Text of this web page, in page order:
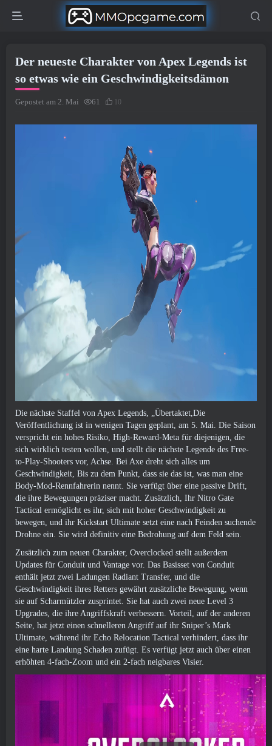
Der neueste Charakter von Apex Legends ist
so etwas wie ein Geschwindigkeitsdämon
Gepostet am 2. Mai 61 10
Die nächste Staffel von Apex Legends, „Übertaktet,Die
Veröffentlichung ist in wenigen Tagen geplant, am 5. Mai. Die Saison
verspricht ein hohes Risiko, High-Reward-Meta für diejenigen, die
sich wirklich testen wollen, und stellt die nächste Legende des Free-
to-Play-Shooters vor, Achse. Bei Axe dreht sich alles um
Geschwindigkeit, Bis zu dem Punkt, dass sie das ist, was man eine
Body-Mod-Rennfahrerin nennt. Sie verfügt über eine passive Drift,
die ihre Bewegungen präziser macht. Zusätzlich, Ihr Nitro Gate
Tactical ermöglicht es ihr, sich mit hoher Geschwindigkeit zu
bewegen, und ihr Kickstart Ultimate setzt eine nach Feinden suchende
Drohne ein. Sie wird definitiv eine Bedrohung auf dem Feld sein.
Zusätzlich zum neuen Charakter, Overclocked stellt außerdem
Updates für Conduit und Vantage vor. Das Basisset von Conduit
enthält jetzt zwei Ladungen Radiant Transfer, und die
Geschwindigkeit ihres Retters gewährt zusätzliche Bewegung, wenn
sie auf Scharmützler zusprintet. Sie hat auch zwei neue Level 3
Upgrades, die ihre Angriffskraft verbessern. Vorteil, auf der anderen
Seite, hat jetzt einen schnelleren Angriff auf ihr Sniper’s Mark
Ultimate, während ihr Echo Relocation Tactical verhindert, dass ihr
eine harte Landung Schaden zufügt. Es verfügt jetzt auch über einen
erhöhten 4-fach-Zoom und ein 2-fach neigbares Visier.